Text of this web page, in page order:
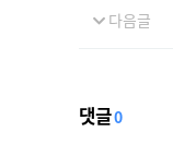
다음글
댓글0